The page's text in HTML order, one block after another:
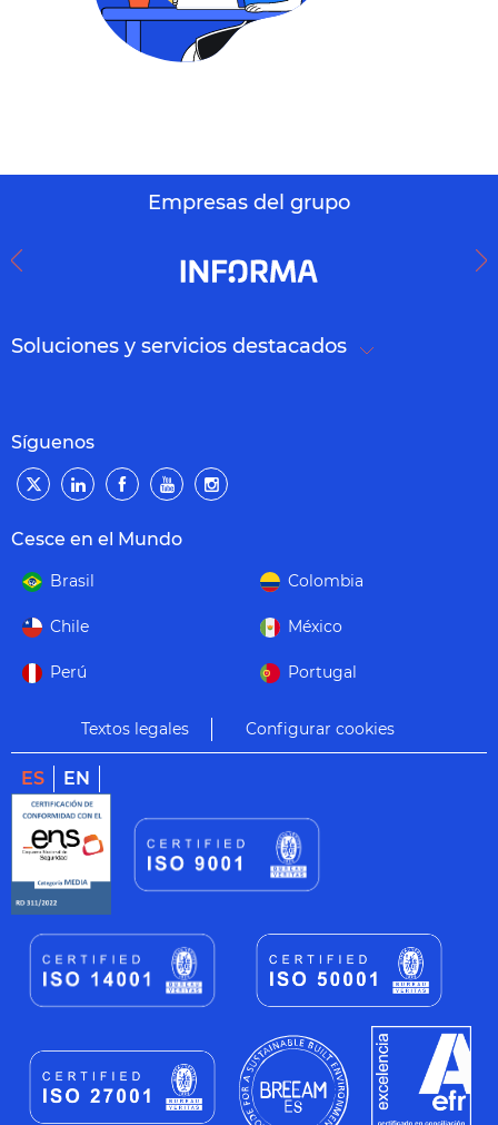
Empresas del grupo
Soluciones y servicios destacados
Síguenos
Cesce en el Mundo
Brasil Colombia
Chile México
Perú Portugal
Textos legales Configurar cookies
ES EN